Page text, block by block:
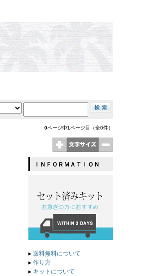
0ページ中1ページ目（全0件）
ＩＮＦＯＲＭＡＴＩＯＮ
▸ 送料無料について
▸ 作り方
▸ キットについて